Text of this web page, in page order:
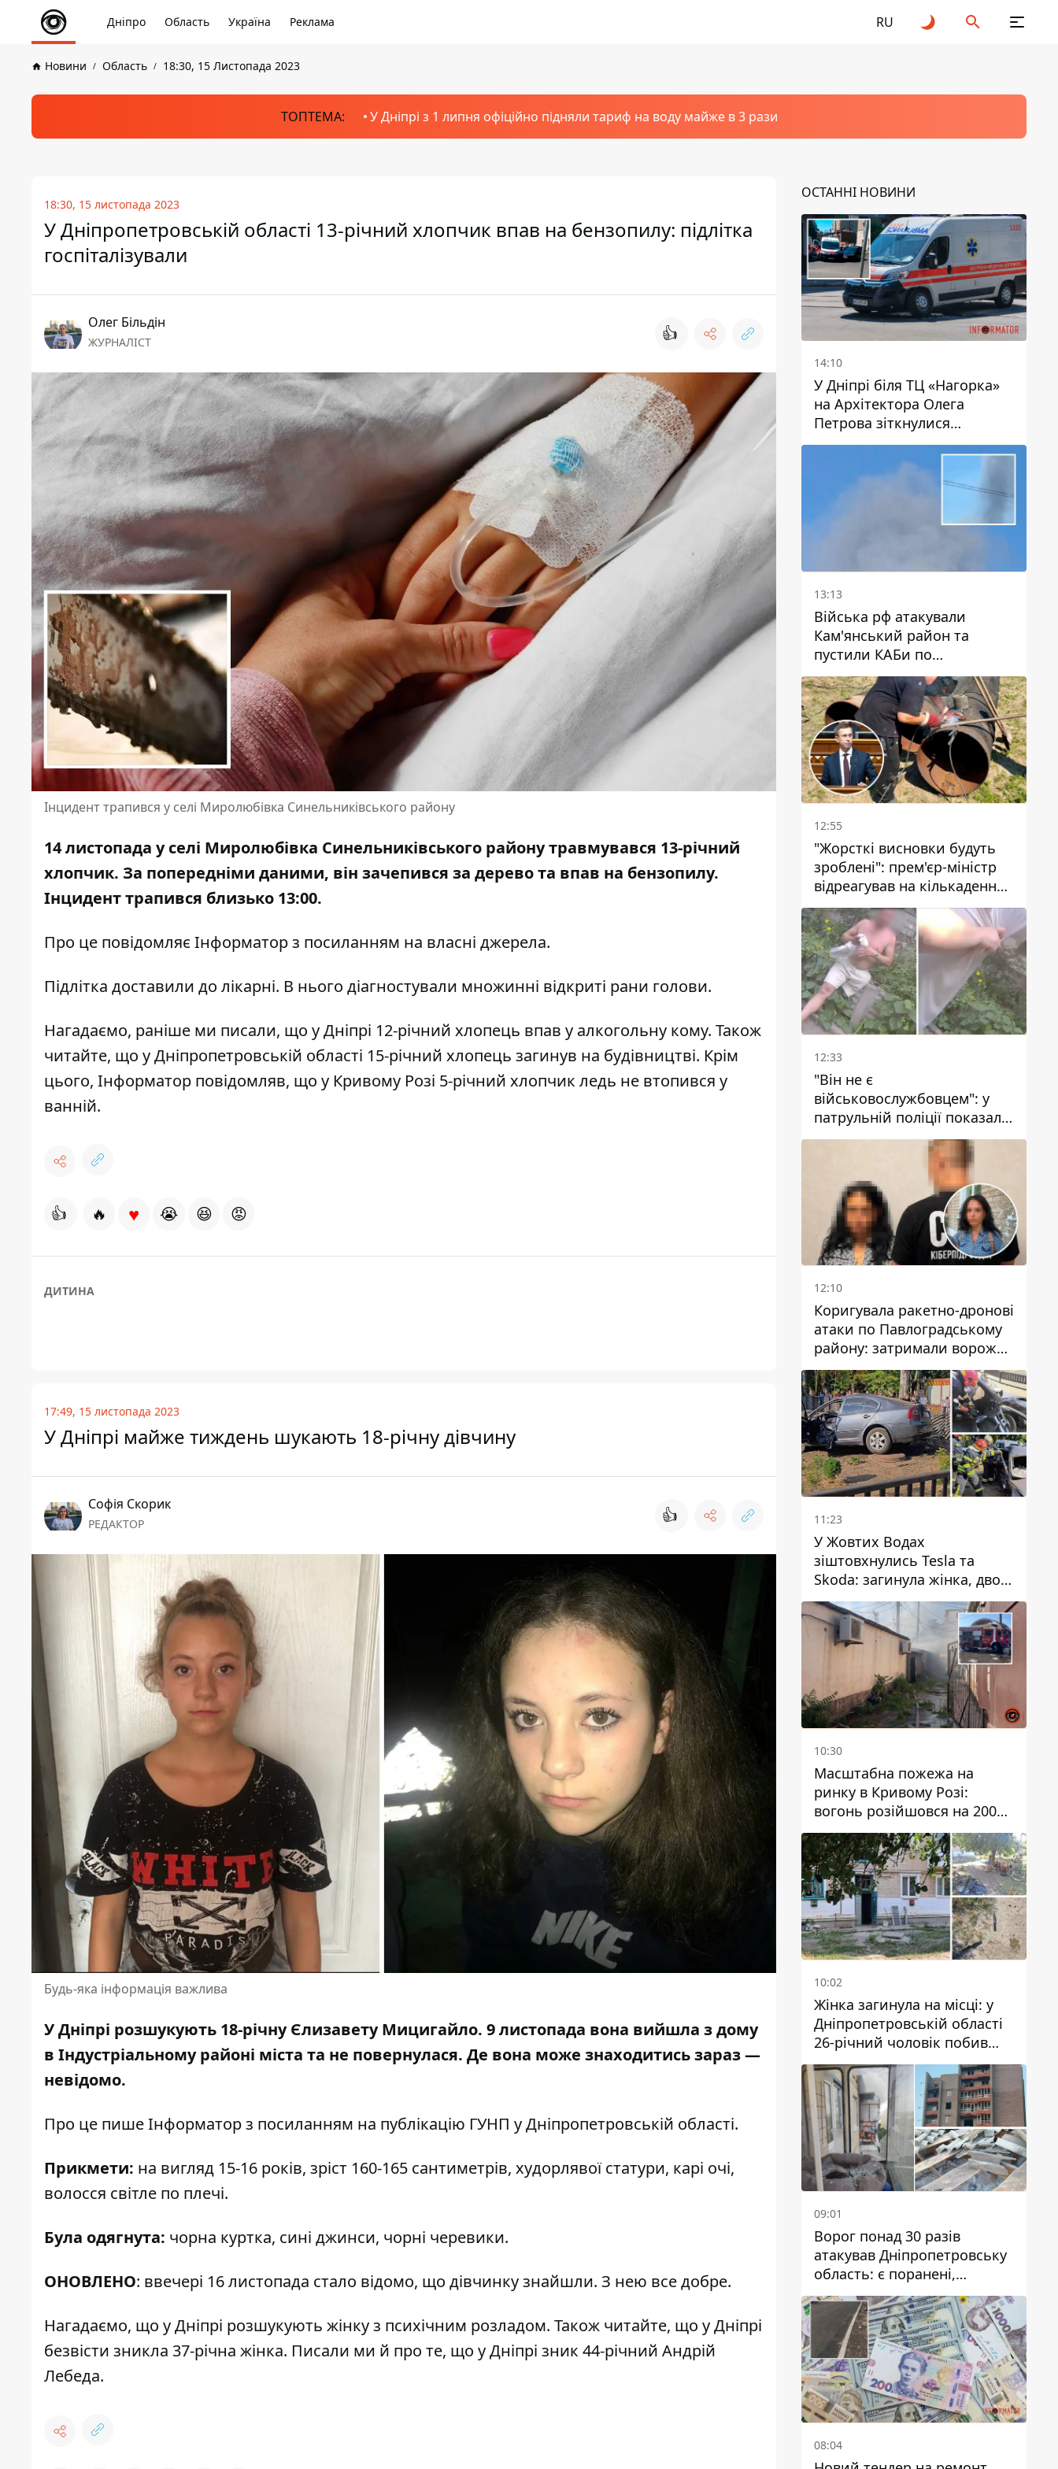
Дніпро Область Україна Реклама RU
Новини Область 18:30, 15 Листопада 2023
ТОПТЕМА: У Дніпрі з 1 липня офіційно підняли тариф на воду майже в 3 рази
18:30, 15 листопада 2023
У Дніпропетровській області 13-річний хлопчик впав на бензопилу: підлітка
госпіталізували
Олег Більдін
ЖУРНАЛІСТ 👍
Інцидент трапився у селі Миролюбівка Синельниківського району
14 листопада у селі Миролюбівка Синельниківського району травмувався 13-річний
хлопчик. За попередніми даними, він зачепився за деревота впав на бензопилу.
Інцидент трапився близько 13:00.
Про це повідомляє Інформатор з посиланням на власні джерела.
Підлітка доставили до лікарні. В нього діагностували множинні відкриті рани голови.
Нагадаємо, раніше ми писали, що у Дніпрі 12-річний хлопець впав у алкогольну кому. Також
читайте, що у Дніпропетровській області 15-річний хлопець загинув на будівництві. Крім
цього, Інформатор повідомляв, що у Кривому Розі 5-річний хлопчик ледь не втопився у
ванній.
👍 🔥 ♥ 😭 😆 😡
ДИТИНА
17:49, 15 листопада 2023
У Дніпрі майже тиждень шукають 18-річну дівчину
Софія Скорик
РЕДАКТОР 👍
Будь-яка інформація важлива
У Дніпрі розшукують 18-річну Єлизавету Мицигайло. 9 листопада вона вийшла з дому
в Індустріальному районі міста та не повернулася. Де вона може знаходитись зараз —
невідомо.
Про це пише Інформаторз посиланням на публікацію ГУНП у Дніпропетровській області.
Прикмети: на вигляд 15-16 років, зріст 160-165 сантиметрів, худорлявої статури, карі очі,
волосся світле по плечі.
Була одягнута: чорна куртка, сині джинси, чорні черевики.
ОНОВЛЕНО: ввечері 16 листопада стало відомо, що дівчинку знайшли. З нею все добре.
Нагадаємо, що у Дніпрі розшукують жінку з психічним розладом. Також читайте, що у Дніпрі
безвісти зникла 37-річна жінка. Писали ми й про те, що у Дніпрі зник 44-річний Андрій
Лебеда.
ОСТАННІ НОВИНИ
14:10
У Дніпрі біля ТЦ «Нагорка»
на Архітектора Олега
Петрова зіткнулися
«швидка» та Toyota: трамваї
№5 затримуються
13:13
Війська рф атакували
Кам'янський район та
пустили КАБи по
Павлограду: постраждав
чоловік, в небо здіймається
стовп диму
12:55
"Жорсткі висновки будуть
зроблені": прем'єр-міністр
відреагував на кількаденну
відсутність води у Марганці
12:33
"Він не є
військовослужбовцем": у
патрульній поліції показали
відео конфлікту з чоловіком
без ноги на проспекті Поля
12:10
Коригувала ракетно-дронові
атаки по Павлоградському
району: затримали ворожу
агентку
11:23
У Жовтих Водах
зіштовхнулись Tesla та
Skoda: загинула жінка, двоє
людей постраждали
10:30
Масштабна пожежа на
ринку в Кривому Розі:
вогонь розійшовся на 200
квадратних метрів
10:02
Жінка загинула на місці: у
Дніпропетровській області
26-річний чоловік побив
трьох людей металевим
предметом
09:01
Ворог понад 30 разів
атакував Дніпропетровську
область: є поранені,
пошкоджені ліцей, будинки
та підприємства
08:04